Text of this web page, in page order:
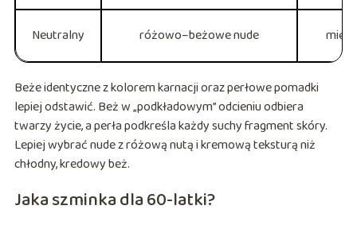
Neutralny różowo–beżowe nude
Beże identyczne z kolorem karnacji oraz perłowe pomadki
lepiej odstawić. Beż w „podkładowym” odcieniu odbiera
twarzy życie, a perła podkreśla każdy suchy fragment skóry.
Lepiej wybrać nude z różową nutą i kremową teksturą niż
chłodny, kredowy beż.
Jaka szminka dla 60-latki?